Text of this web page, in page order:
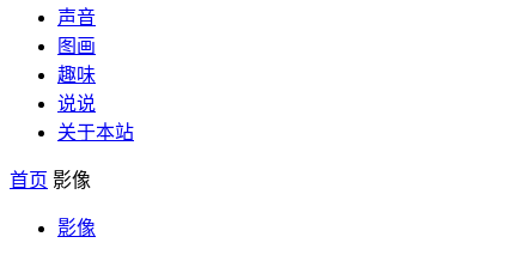
声音
图画
趣味
说说
关于本站
首页 影像
影像